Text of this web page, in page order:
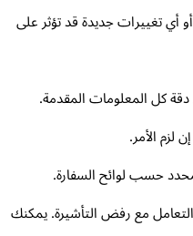
تغييرات جديدة قد تؤثر على
مع رفض التأشيرة. يمكنك